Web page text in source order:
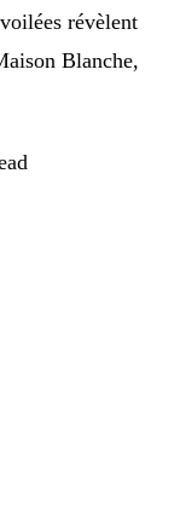
révèlent
Blanche,